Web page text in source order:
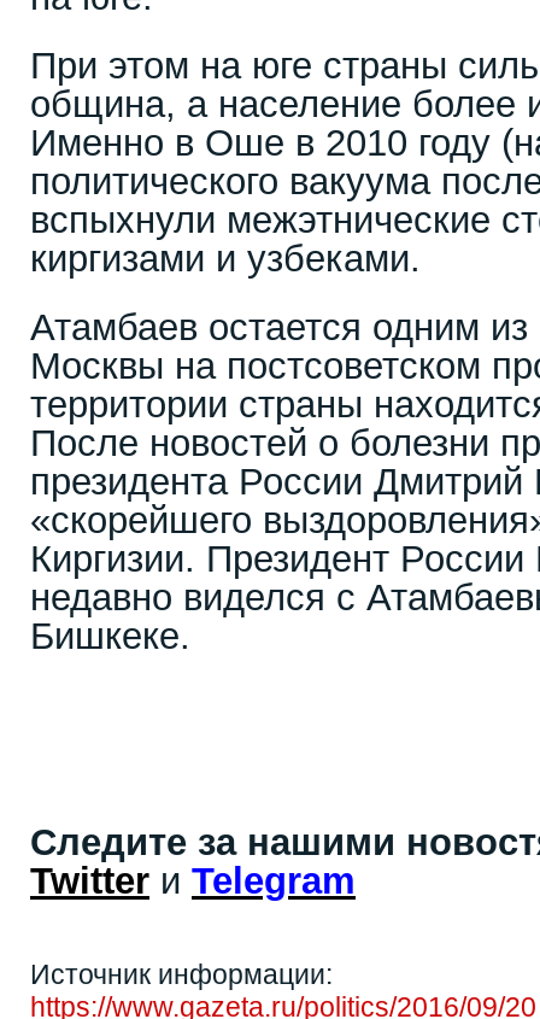
При этом на юге страны
община, а население более
Именно в Оше в 2010 году
политического вакуума
вспыхнули межэтнические
киргизами и узбеками.
Атамбаев остается одним
Москвы на постсоветском
территории страны
После новостей о болезни
президента России
«скорейшего
Киргизии. Президент
недавно виделся с
Бишкеке.
Следите за нашими
Twitter и Telegram
Источник информации:
https://www.gazeta.ru/politics/2016/09/